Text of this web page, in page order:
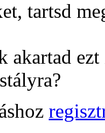
tartsd
akartad